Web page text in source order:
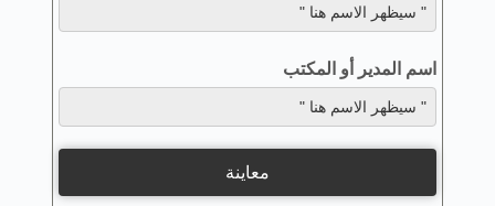
اسم المدير أو المكتب
معاينة